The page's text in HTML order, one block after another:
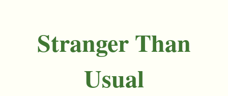
Stranger Than
Usual